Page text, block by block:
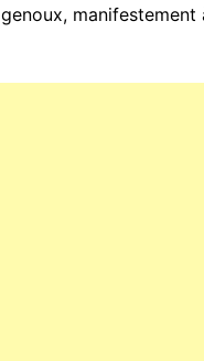
manifestement